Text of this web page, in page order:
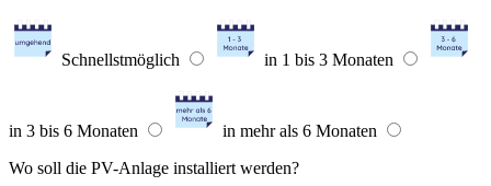
Schnellstmöglich in 1 bis 3 Monaten
in 3 bis 6 Monaten
in mehr als 6 Monaten
Wo soll die PV-Anlage installiert werden?